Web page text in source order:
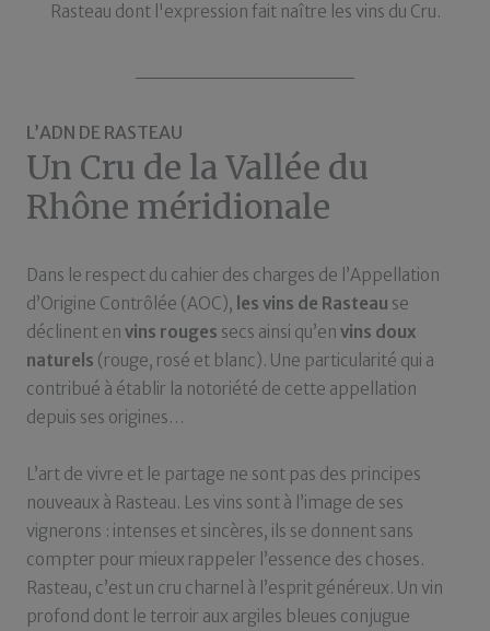
Rasteau dont l'expression fait naître les vins du Cru.
L’ADN DE RASTEAU
Un Cru de la Vallée du
Rhône méridionale
Dans le respect du cahier des charges de l’Appellation
d’Origine Contrôlée (AOC), les vins de Rasteau se
déclinent en vins rouges secs ainsi qu’en vins doux
naturels (rouge, rosé et blanc). Une particularité qui a
contribué à établir la notoriété de cette appellation
depuis ses origines…
L’art de vivre et le partage ne sont pas des principes
nouveaux à Rasteau. Les vins sont à l’image de ses
vignerons : intenses et sincères, ils se donnent sans
compter pour mieux rappeler l’essence des choses.
Rasteau, c’est un cru charnel à l’esprit généreux. Un vin
profond dont le terroir aux argiles bleues conjugue